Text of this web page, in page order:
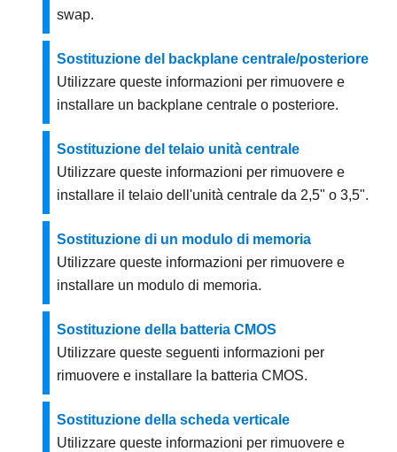
swap.
Sostituzione del backplane centrale/posteriore
Utilizzare queste informazioni per rimuovere e
installare un backplane centrale o posteriore.
Sostituzione del telaio unità centrale
Utilizzare queste informazioni per rimuovere e
installare il telaio dell'unità centrale da 2,5" o 3,5".
Sostituzione di un modulo di memoria
Utilizzare queste informazioni per rimuovere e
installare un modulo di memoria.
Sostituzione della batteria CMOS
Utilizzare queste seguenti informazioni per
rimuovere e installare la batteria CMOS.
Sostituzione della scheda verticale
Utilizzare queste informazioni per rimuovere e